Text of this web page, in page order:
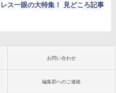
ス一眼の大特集！ 見どころ記事
お問い合わせ
編集部へのご連絡